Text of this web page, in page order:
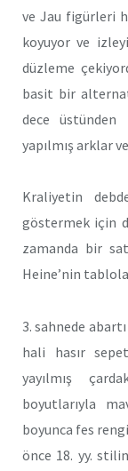
ve Jau figürleri
koyuyor ve
düzleme
basit bir
dece üstünden
yapılmış arklar
Kraliyetin
göstermek için
zamanda bir
Heine’nin
3. sahnede
hali hasır
yayılmış
boyutlarıyla
boyunca fes
önce 18. yy.